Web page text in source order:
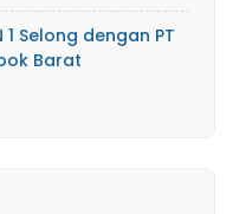
Selong dengan PT
Barat